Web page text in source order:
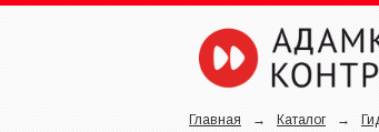
Главная → Каталог →